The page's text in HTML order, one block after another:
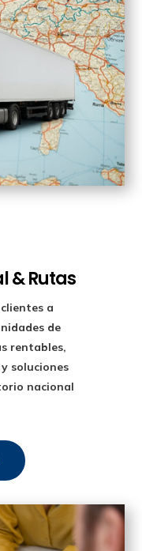
& Rutas
a
de
rentables,
soluciones
nacional